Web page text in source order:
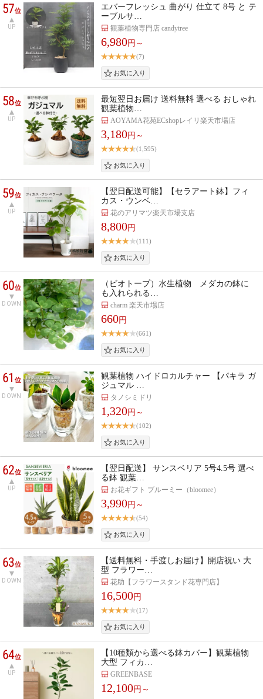
57位
UP
エバーフレッシュ 曲がり 仕立て 8号 と テ
ーブルサ…
観葉植物専門店 candytree
6,980円～
(7)
58位
UP
最短翌日お届け 送料無料 選べる おしゃれ
観葉植物…
AOYAMA花苑ECshopレイリ楽天市場店
3,180円～
(1,595)
59位
UP
【翌日配送可能】【セラアート鉢】フィ
カス・ウンベ…
花のアリマツ楽天市場支店
8,800円
(111)
60位
DOWN
（ビオトープ）水生植物 メダカの鉢に
も入れられる…
charm 楽天市場店
660円
(661)
61位
DOWN
観葉植物 ハイドロカルチャー 【パキラ ガ
ジュマル …
タノシミドリ
1,320円～
(102)
62位
UP
【翌日配送】 サンスベリア 5号4.5号 選べ
る鉢 観葉…
お花ギフト ブルーミー（bloomee）
3,990円～
(54)
63位
DOWN
【送料無料・手渡しお届け】開店祝い 大
型 フラワー…
花助【フラワースタンド花専門店】
16,500円
(17)
64位
UP
【10種類から選べる鉢カバー】観葉植物
大型 フィカ…
GREENBASE
12,100円～